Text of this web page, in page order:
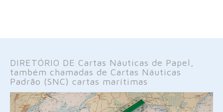
DIRETÓRIO DE Cartas Náuticas de Papel,
também chamadas de Cartas Náuticas
Padrão (SNC) cartas marítimas